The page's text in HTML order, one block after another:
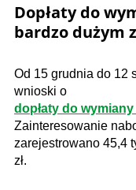
Dopłaty do
bardzo dużym
Od 15 grudnia do 12
wnioski o
dopłaty do
Zainteresowanie
zarejestrowano 45,4
zł.